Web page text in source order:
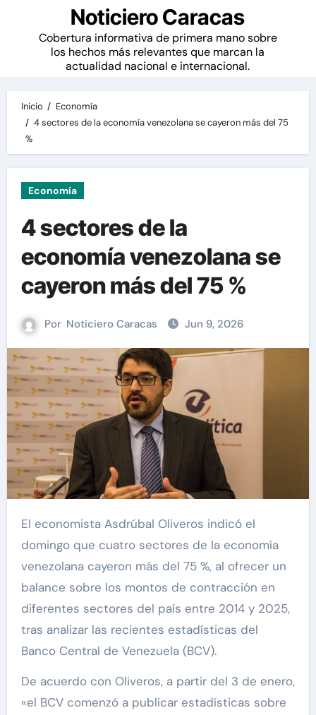
Noticiero Caracas
Cobertura informativa de primera mano sobre
los hechos más relevantes que marcan la
actualidad nacional e internacional.
Inicio
Economía
4 sectores de la economía venezolana se cayeron más del 75
%
Economía
4 sectores de la
economía venezolana se
cayeron más del 75 %
Por Noticiero Caracas Jun 9, 2026
El economista Asdrúbal Oliveros indicó el
domingo que cuatro sectores de la economía
venezolana cayeron más del 75 %, al ofrecer un
balance sobre los montos de contracción en
diferentes sectores del país entre 2014 y 2025,
tras analizar las recientes estadísticas del
Banco Central de Venezuela (BCV).
De acuerdo con Oliveros, a partir del 3 de enero,
«el BCV comenzó a publicar estadísticas sobre